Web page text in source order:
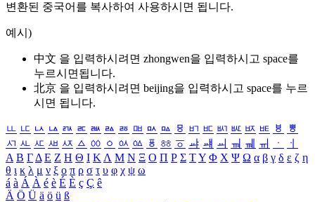
변환된 중국어를 복사하여 사용하시면 됩니다.
예시)
中文 을 입력하시려면 zhongwen을 입력하시고 space를
누르시면됩니다.
北京 을 입력하시려면 beijing을 입력하시고 space를 누르
시면 됩니다.
ㅥ ㅦ ㅧ ㅨ ㅩ ㅪ ㅫ ㅬ ㅭ ㅮ ㅯ ㅰ ㅱ ㅲ ㅳ ㅴ ㅵ ㅶ ㅷ ㅸ
ㅹ
ㅺ ㅻ ㅼ ㅽ ㅾ ㅿ ㆀ ㆁ ㆂ ㆃ ㆄ ㆅ ㆆ ㆇ ㆈ ㆉ ㆊ ㆋ ㆌ ㆍ
ㆎ
Α Β ΓΔ Ε Ζ Η Θ Ι ΚΛ Μ Ν Ξ Ο Π Ρ Σ ΤΥ Φ Χ Ψ Ω α β γ δ ε ζ η
θ ι κ λ μ ν ξ ο π ρ σ τ υ φ χ ψ ω
á à Á À é è É È ç Ç ê
Ä Ö Ü ä ö ü ß